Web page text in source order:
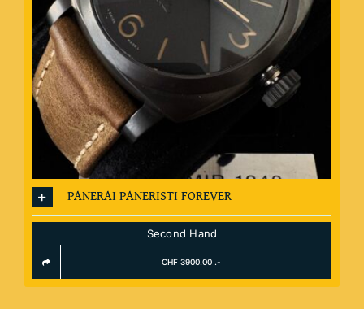
PANERAI PANERISTI FOREVER
Second Hand
CHF 3900.00 .-